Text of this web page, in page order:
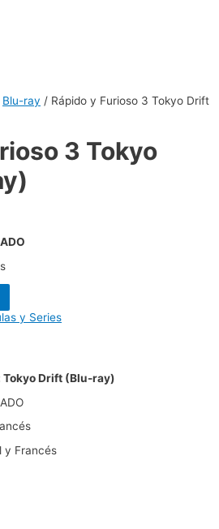
Blu-ray / Rápido y Furioso 3 Tokyo Drift
3 Tokyo
y Series
Tokyo Drift (Blu-ray)
y Francés